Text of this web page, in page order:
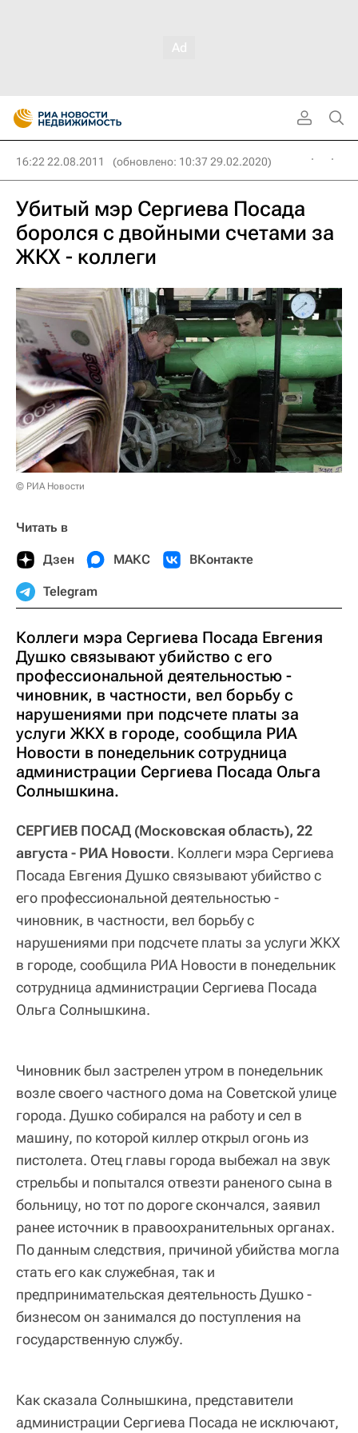
16:22 22.08.2011 (обновлено: 10:37 29.02.2020)
Убитый мэр Сергиева Посада
боролся с двойными счетами за
ЖКХ - коллеги
© РИА Новости
Читать в
Дзен МАКС ВКонтакте
Telegram
Коллеги мэра Сергиева Посада Евгения
Душко связывают убийство с его
профессиональной деятельностью -
чиновник, в частности, вел борьбу с
нарушениями при подсчете платы за
услуги ЖКХ в городе, сообщила РИА
Новости в понедельник сотрудница
администрации Сергиева Посада Ольга
Солнышкина.
СЕРГИЕВ ПОСАД (Московская область), 22
августа - РИА Новости. Коллеги мэра Сергиева
Посада Евгения Душко связывают убийство с
его профессиональной деятельностью -
чиновник, в частности, вел борьбу с
нарушениями при подсчете платы за услуги ЖКХ
в городе, сообщила РИА Новости в понедельник
сотрудница администрации Сергиева Посада
Ольга Солнышкина.
Чиновник был застрелен утром в понедельник
возле своего частного дома на Советской улице
города. Душко собирался на работу и сел в
машину, по которой киллер открыл огонь из
пистолета. Отец главы города выбежал на звук
стрельбы и попытался отвезти раненого сына в
больницу, но тот по дороге скончался, заявил
ранее источник в правоохранительных органах.
По данным следствия, причиной убийства могла
стать его как служебная, так и
предпринимательская деятельность Душко -
бизнесом он занимался до поступления на
государственную службу.
Как сказала Солнышкина, представители
администрации Сергиева Посада не исключают,